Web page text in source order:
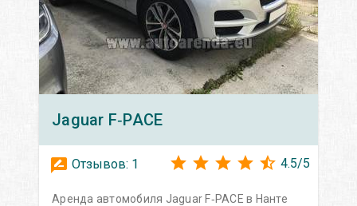
Jaguar F‑PACE
Отзывов: 1 4.5/5
Аренда автомобиля Jaguar F‑PACE в Нанте